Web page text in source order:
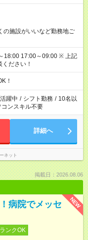
施設がいいなど勤務地ご
17:00～09:00 ※ 上記
ださい！
！
躍中 / シフト勤務 / 10名以
コンスキル不要
詳細へ
ネット
掲載日：2026.08.06
NEW
病院でメッセ
ンクOK